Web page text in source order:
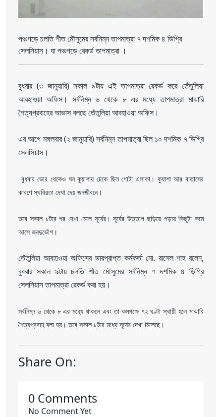
পঞ্চগড়ে চলতি শীত মৌসুমের সর্বনিম্ন তাপমাত্রা ৭ দশমিক ৪ ডিগ্রি
সেলসিয়াস। যা পঞ্চগড়ে রেকর্ড তাপমাত্রা ।
বুধবার (৩ জানুয়ারি) সকাল ৯টায় এই তাপমাত্রা রেকর্ড করে তেঁতুলিয়া
আবহাওয়া অফিস। সর্বনিম্ন ৬ থেকে ৮ এর মধ্যে তাপমাত্রা মাঝারি
শৈত্যপ্রবাহের আভাস বলছে তেঁতুলিয়া আবহাওয়া অফিস।
এর আগে মঙ্গলবার (২ জানুয়ারি) সর্বনিম্ন তাপমাত্রা ছিল ১০ দশমিক ৭ ডিগ্রি
সেলসিয়াস।
বুধবার ভোর থেকেও ঘন কুয়াশায় ঢেকে ছিল গোটা এলাকা। কুয়াশা আর বাতাসের
কারণে স্থবিরতা দেখা দেয় জনজীবনে।
তবে সকাল ৮টার পর দেখা মেলে সূর্যের। সূর্যের উত্তাপ ছড়িয়ে পড়ায় কিছুটা কমে
আসে জনদুর্ভোগ।
তেঁতুলিয়া আবহাওয়া অফিসের ভারপ্রাপ্ত কর্মকর্তা মো. রাসেল শাহ বলেন,
বুধবার সকাল ৯টায় চলতি শীত মৌসুমের সর্বনিম্ন ৭ দশমিক ৪ ডিগ্রি
সেলসিয়াস তাপমাত্রা রেকর্ড করা হয়।
সর্বনিম্ন ৬ থেকে ৮ এর মধ্যে থাকলে এবং তা কমপক্ষে ৭২ ঘণ্টা স্থায়ী হলে মাঝারি
শৈত্যপ্রবাহ বলা হয়। তবে সকাল ৮টার মধ্যে সূর্যের দেখা মিলেছে।
Share On:
0 Comments
No Comment Yet